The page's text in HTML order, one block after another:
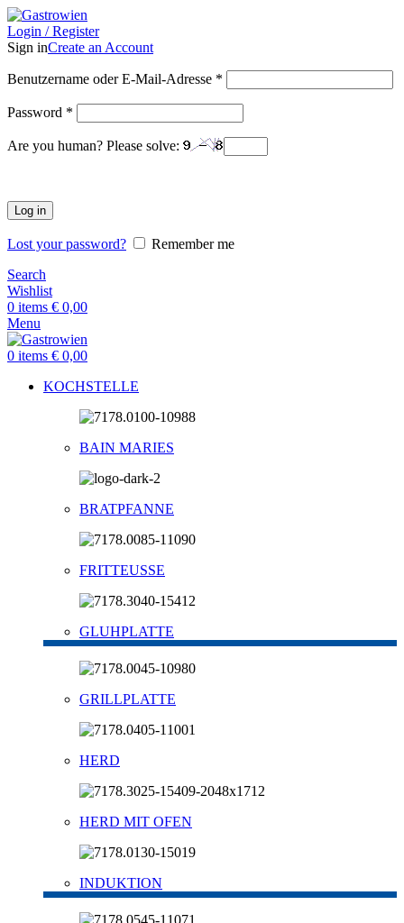
Login / Register
Sign inCreate an Account
Benutzername oder E-Mail-Adresse *
Password *
Are you human? Please solve:
Log in
Lost your password?
Remember me
Search
Wishlist
0 items € 0,00
Menu
0 items € 0,00
KOCHSTELLE
BAIN MARIES
BRATPFANNE
FRITTEUSSE
GLUHPLATTE
GRILLPLATTE
HERD
HERD MIT OFEN
INDUKTION